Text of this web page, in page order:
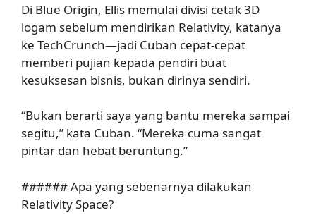
Di Blue Origin, Ellis memulai divisi cetak 3D
logam sebelum mendirikan Relativity, katanya
ke TechCrunch—jadi Cuban cepat-cepat
memberi pujian kepada pendiri buat
kesuksesan bisnis, bukan dirinya sendiri.
“Bukan berarti saya yang bantu mereka sampai
segitu,” kata Cuban. “Mereka cuma sangat
pintar dan hebat beruntung.”
###### Apa yang sebenarnya dilakukan
Relativity Space?